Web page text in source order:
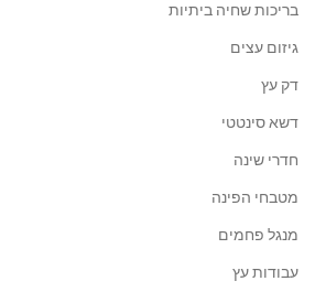
בריכות שחיה ביתיות
גיזום עצים
דק עץ
דשא סינטטי
חדרי שינה
מטבחי הפינה
מנגל פחמים
עבודות עץ